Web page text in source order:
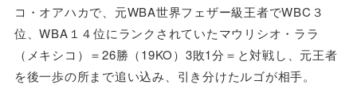
コ・オアハカで、元WBA世界フェザー級王者でWBC３
位、WBA１４位にランクされていたマウリシオ・ララ
（メキシコ）＝26勝（19KO）3敗1分＝と対戦し、元王者
を後一歩の所まで追い込み、引き分けたルゴが相手。